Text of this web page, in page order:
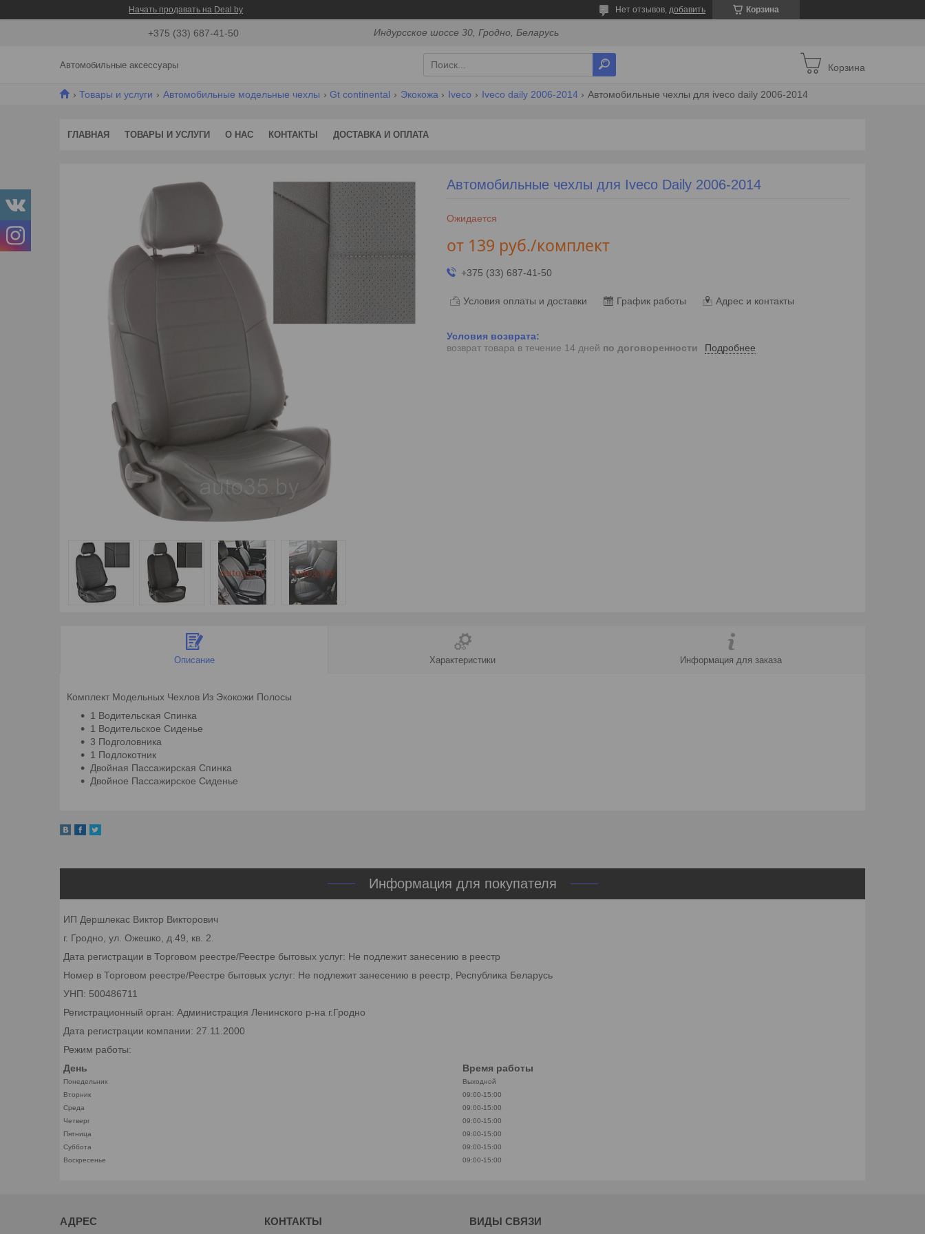
Начать продавать на Deal.by Корзина
Нет отзывов, добавить
+375 (33) 687-41-50 Индурсское шоссе 30, Гродно, Беларусь
Автомобильные аксессуары Корзина
Товары и услуги Автомобильные модельные чехлы Gt continental Экокожа Iveco Iveco daily 2006-2014 Автомобильные чехлы для iveco daily 2006-2014
ГЛАВНАЯ ТОВАРЫ И УСЛУГИ О НАС КОНТАКТЫ ДОСТАВКА И ОПЛАТА
Автомобильные чехлы для Iveco Daily 2006-2014
Ожидается
от 139 руб./комплект
+375 (33) 687-41-50
Условия оплаты и доставки График работы Адрес и контакты
возврат товара в течение 14 дней по договоренности Подробнее
Описание Характеристики Информация для заказа
Комплект Модельных Чехлов Из Экокожи Полосы
1 Водительская Спинка
1 Водительское Сиденье
3 Подголовника
1 Подлокотник
Двойная Пассажирская Спинка
Двойное Пассажирское Сиденье
Информация для покупателя
ИП Дершлекас Виктор Викторович
г. Гродно, ул. Ожешко, д.49, кв. 2.
Дата регистрации в Торговом реестре/Реестре бытовых услуг: Не подлежит занесению в реестр
Номер в Торговом реестре/Реестре бытовых услуг: Не подлежит занесению в реестр, Республика Беларусь
УНП: 500486711
Регистрационный орган: Администрация Ленинского р-на г.Гродно
Дата регистрации компании: 27.11.2000
Режим работы:
День
Время работы
Понедельник
Выходной
Вторник
09:00-15:00
Среда
09:00-15:00
Четверг
09:00-15:00
Пятница
09:00-15:00
Суббота
09:00-15:00
Воскресенье
09:00-15:00